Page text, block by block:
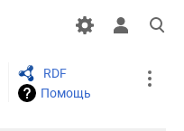
Открыть
поиск
RDF
Помощь
More
actions